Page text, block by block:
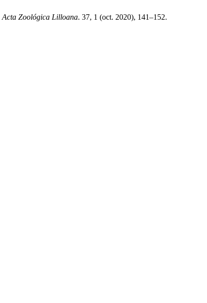
Acta Zoológica Lilloana. 37, 1 (oct. 2020), 141–152.